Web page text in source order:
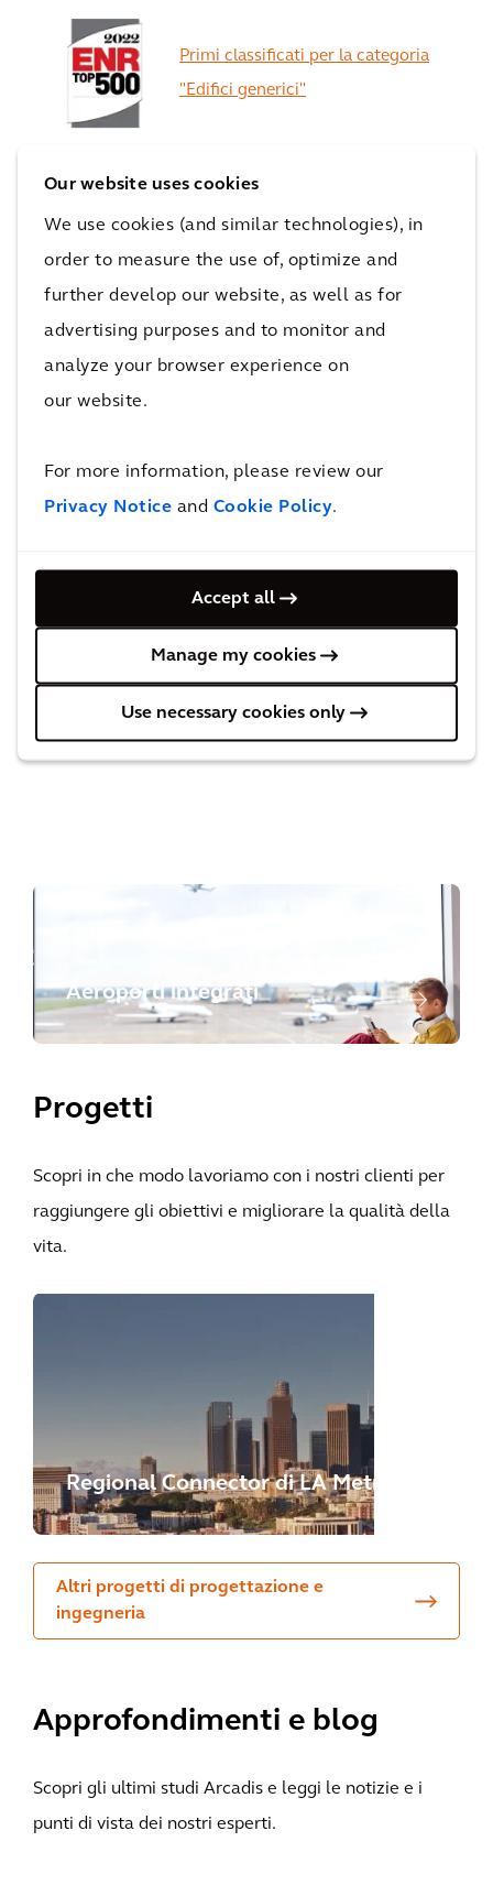
Our website uses cookies
We use cookies (and similar technologies), in
order to measure the use of, optimize and
further develop our website, as well as for
advertising purposes and to monitor and
analyze your browser experience on
our website.
For more information, please review our
Privacy Notice and Cookie Policy.
Accept all
Manage my cookies
Use necessary cookies only
Primi classificati per la categoria
"Edifici generici"
di Arcadis da "Oro" a "Platino"
View All
Aeroporti integrati
Progetti
Scopri in che modo lavoriamo con i nostri clienti per
raggiungere gli obiettivi e migliorare la qualità della
vita.
Regional Connector di LA Metro
Altri progetti di progettazione e
ingegneria
Approfondimenti e blog
Scopri gli ultimi studi Arcadis e leggi le notizie e i
punti di vista dei nostri esperti.